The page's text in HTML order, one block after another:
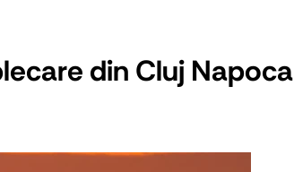
din Cluj Napoca